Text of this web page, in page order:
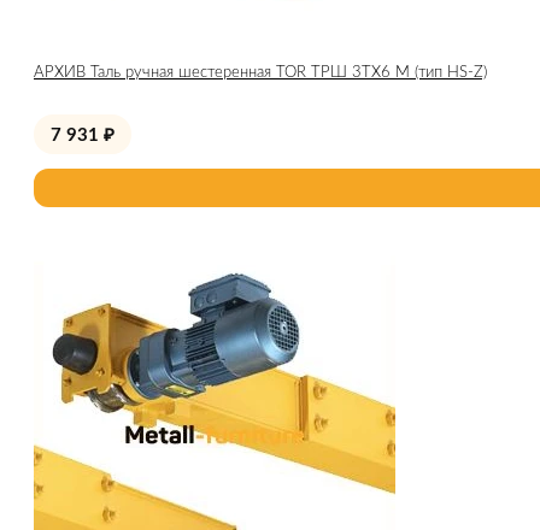
АРХИВ Таль ручная шестеренная TOR ТРШ 3ТХ6 М (тип HS-Z)
7 931 ₽